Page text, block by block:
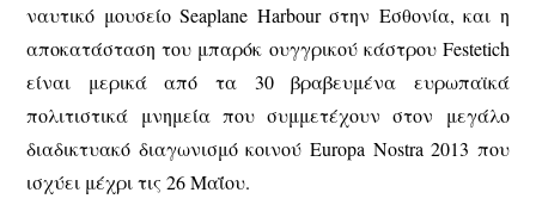
ναυτικό μουσείο Seaplane Harbour στην Εσθονία, και η
αποκατάσταση του μπαρόκ ουγγρικού κάστρου Festetich
είναι μερικά από τα 30 βραβευμένα ευρωπαϊκά
πολιτιστικά μνημεία που συμμετέχουν στον μεγάλο
διαδικτυακό διαγωνισμό κοινού Europa Nostra 2013 που
ισχύει μέχρι τις 26 Μαΐου.